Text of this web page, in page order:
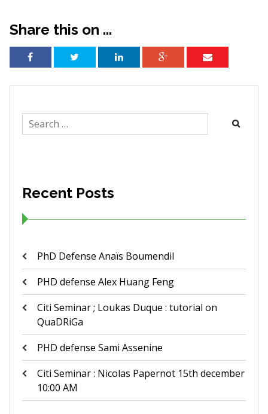
Share this on ...
Search
for:
Recent Posts
PhD Defense Anaïs Boumendil
PHD defense Alex Huang Feng
Citi Seminar ; Loukas Duque : tutorial on
QuaDRiGa
PHD defense Sami Assenine
Citi Seminar : Nicolas Papernot 15th december
10:00 AM